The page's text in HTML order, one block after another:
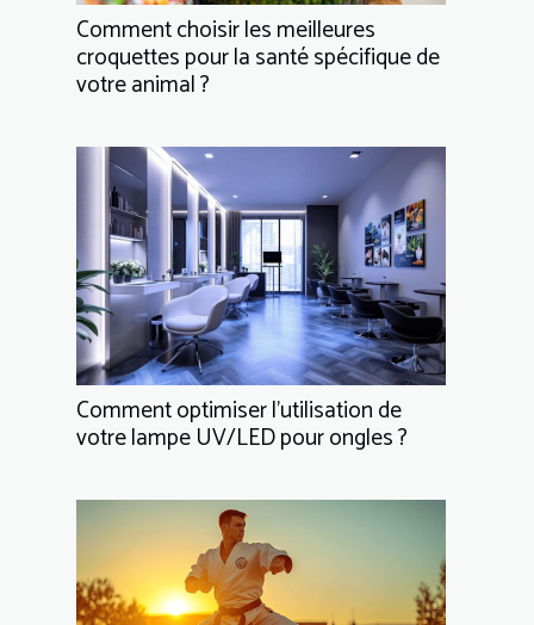
Comment choisir les meilleures
croquettes pour la santé spécifique de
votre animal ?
Comment optimiser l'utilisation de
votre lampe UV/LED pour ongles ?